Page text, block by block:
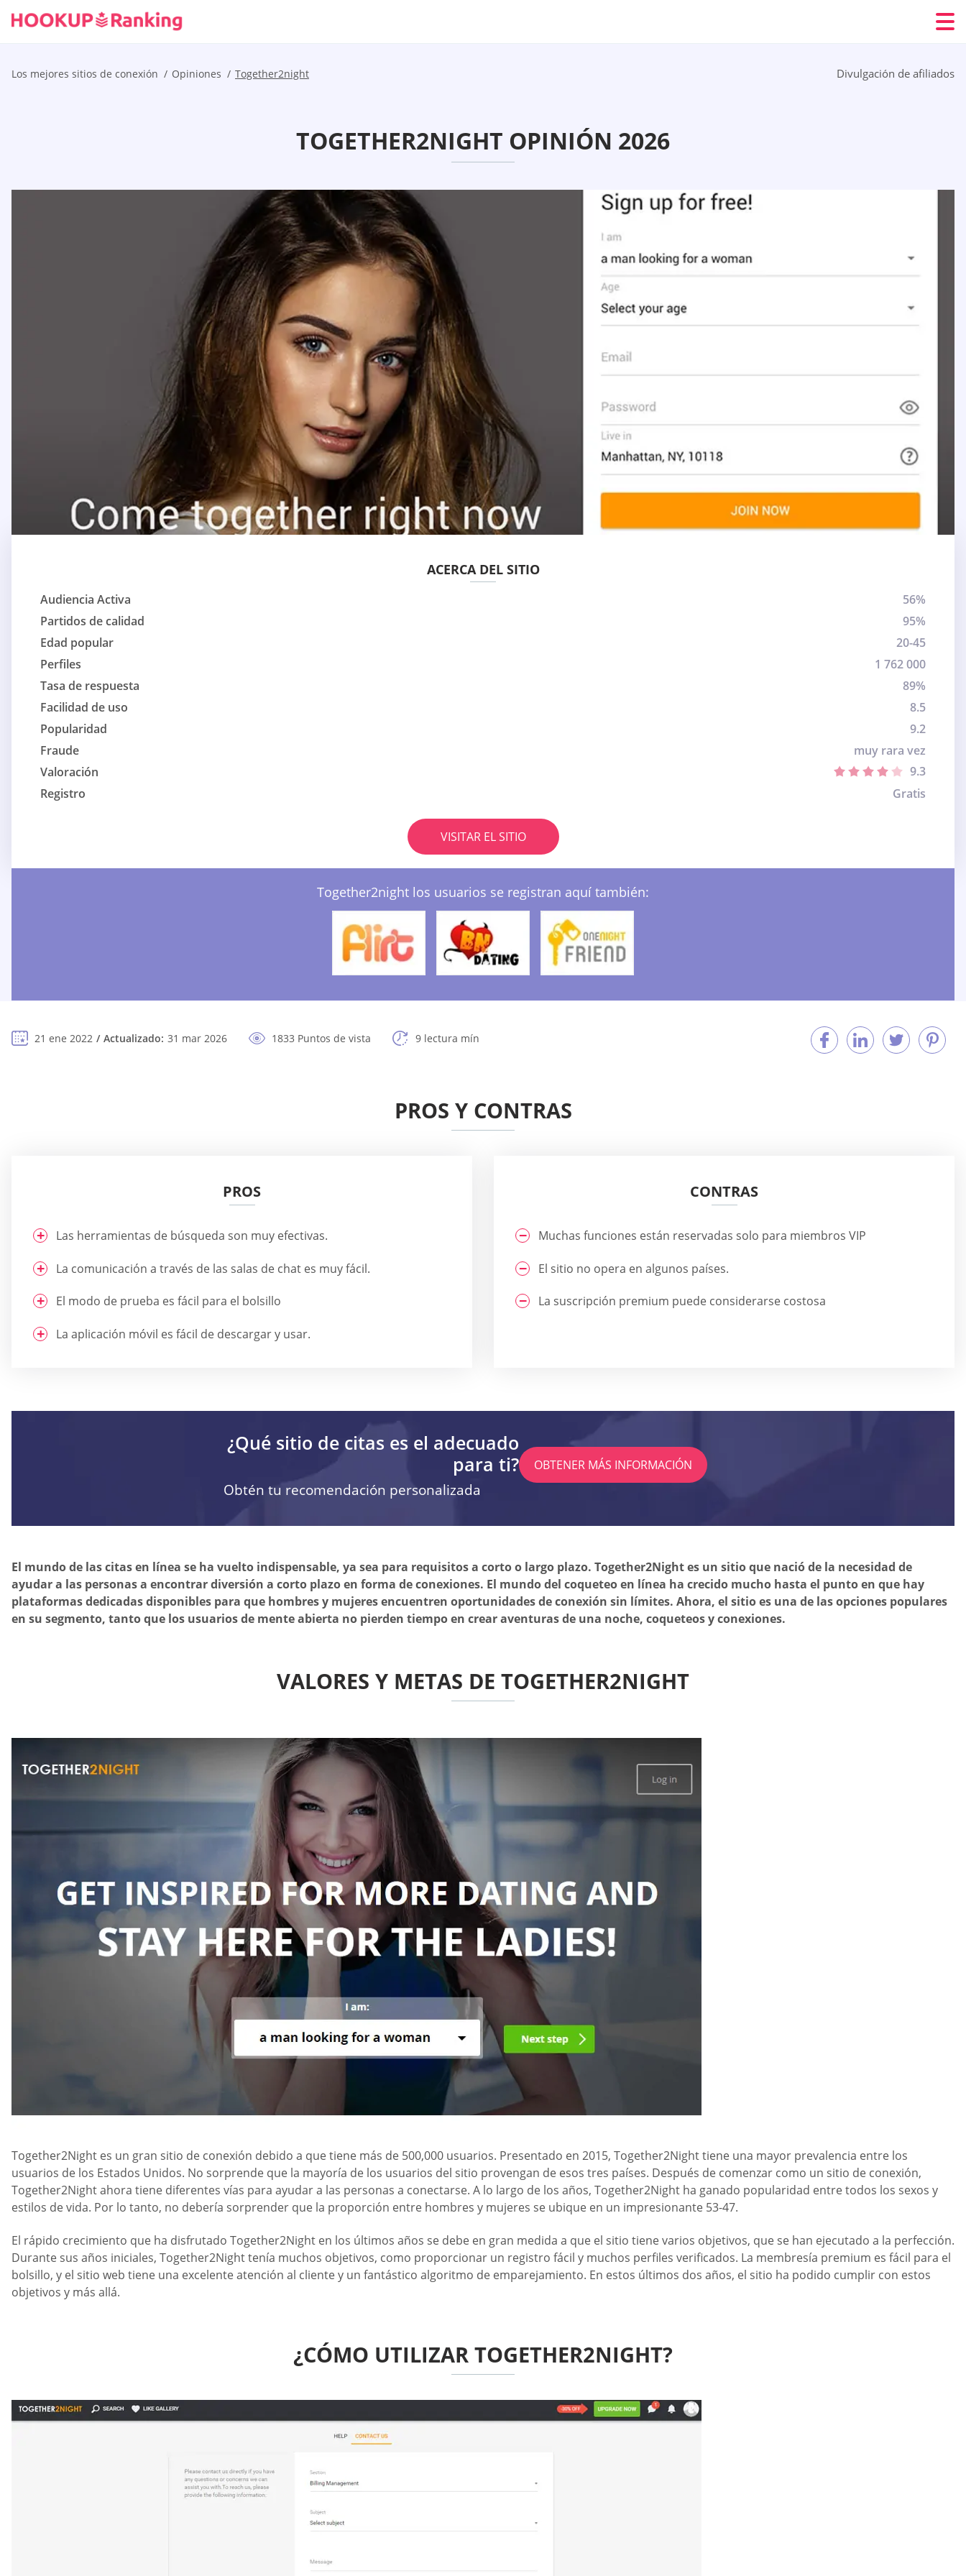
Los mejores sitios de conexión Opiniones Together2night Divulgación de afiliados
TOGETHER2NIGHT OPINIÓN 2026
ACERCA DEL SITIO
Audiencia Activa
56%
Partidos de calidad
95%
Edad popular
20-45
Perfiles
1 762 000
Tasa de respuesta
89%
Facilidad de uso
8.5
Popularidad
9.2
Fraude
muy rara vez
Valoración
9.3
Registro
Gratis
VISITAR EL SITIO
Together2night los usuarios se registran aquí también:
21 ene 2022 Actualizado: 31 mar 2026 1833 Puntos de vista 9 lectura mín
PROS Y CONTRAS
PROS
Las herramientas de búsqueda son muy efectivas.
La comunicación a través de las salas de chat es muy fácil.
El modo de prueba es fácil para el bolsillo
La aplicación móvil es fácil de descargar y usar.
CONTRAS
Muchas funciones están reservadas solo para miembros VIP
El sitio no opera en algunos países.
La suscripción premium puede considerarse costosa
¿Qué sitio de citas es el adecuado
para ti?
Obtén tu recomendación personalizada
OBTENER MÁS INFORMACIÓN
El mundo de las citas en línea se ha vuelto indispensable, ya sea para requisitos a corto o largo plazo. Together2Night es un sitio que nació de la necesidad de
ayudar a las personas a encontrar diversión a corto plazo en forma de conexiones. El mundo del coqueteo en línea ha crecido mucho hasta el punto en que hay
plataformas dedicadas disponibles para que hombres y mujeres encuentren oportunidades de conexión sin límites. Ahora, el sitio es una de las opciones populares
en su segmento, tanto que los usuarios de mente abierta no pierden tiempo en crear aventuras de una noche, coqueteos y conexiones.
VALORES Y METAS DE TOGETHER2NIGHT
Together2Night es un gran sitio de conexión debido a que tiene más de 500,000 usuarios. Presentado en 2015, Together2Night tiene una mayor prevalencia entre los
usuarios de los Estados Unidos. No sorprende que la mayoría de los usuarios del sitio provengan de esos tres países. Después de comenzar como un sitio de conexión,
Together2Night ahora tiene diferentes vías para ayudar a las personas a conectarse. A lo largo de los años, Together2Night ha ganado popularidad entre todos los sexos y
estilos de vida. Por lo tanto, no debería sorprender que la proporción entre hombres y mujeres se ubique en un impresionante 53-47.
El rápido crecimiento que ha disfrutado Together2Night en los últimos años se debe en gran medida a que el sitio tiene varios objetivos, que se han ejecutado a la perfección.
Durante sus años iniciales, Together2Night tenía muchos objetivos, como proporcionar un registro fácil y muchos perfiles verificados. La membresía premium es fácil para el
bolsillo, y el sitio web tiene una excelente atención al cliente y un fantástico algoritmo de emparejamiento. En estos últimos dos años, el sitio ha podido cumplir con estos
objetivos y más allá.
¿CÓMO UTILIZAR TOGETHER2NIGHT?